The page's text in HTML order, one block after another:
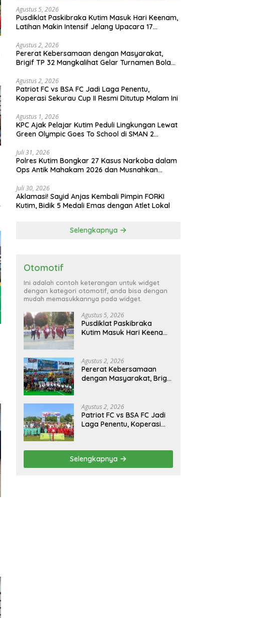
Agustus 5, 2026
Pusdiklat Paskibraka Kutim Masuk Hari Keenam,
Latihan Makin Intensif Jelang Upacara 17
Agustus 2, 2026
Pererat Kebersamaan dengan Masyarakat,
Brigif TP 32 Mangkalihat Gelar Turnamen Bola
Agustus 2, 2026
Patriot FC vs BSA FC Jadi Laga Penentu,
Koperasi Sekurau Cup II Resmi Ditutup Malam Ini
Agustus 1, 2026
KPC Ajak Pelajar Kutim Peduli Lingkungan Lewat
Green Olympic Goes To School di SMAN 2
Juli 31, 2026
Polres Kutim Bongkar 27 Kasus Narkoba dalam
Ops Antik Mahakam 2026 dan Musnahkan
Juli 30, 2026
Aklamasi! Sayid Anjas Kembali Pimpin FORKI
Kutim, Bidik 5 Medali Emas dengan Atlet Lokal
Selengkapnya
Otomotif
Ini adalah contoh keterangan untuk widget
dengan kategori otomotif, anda bisa dengan
mudah memasukkannya pada widget.
Agustus 5, 2026
Pusdiklat Paskibraka
Kutim Masuk Hari Keenam,
Agustus 2, 2026
Pererat Kebersamaan
dengan Masyarakat, Brigif
Danbrigif Cup I
Agustus 2, 2026
Patriot FC vs BSA FC Jadi
Laga Penentu, Koperasi
Selengkapnya